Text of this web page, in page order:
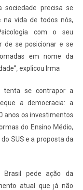
precisa se
na vida de todos nós,
com o seu
de se posicionar e se
em nome da
explicou Irma
tenta se contrapor a
a democracia: a
anos os investimentos
do Ensino Médio,
SUS e a proposta da
Brasil pede ação da
atual que já não